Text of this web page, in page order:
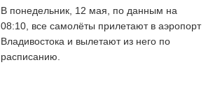
В понедельник, 12 мая, по данным на
08:10, все самолёты прилетают в аэропорт
Владивостока и вылетают из него по
расписанию.